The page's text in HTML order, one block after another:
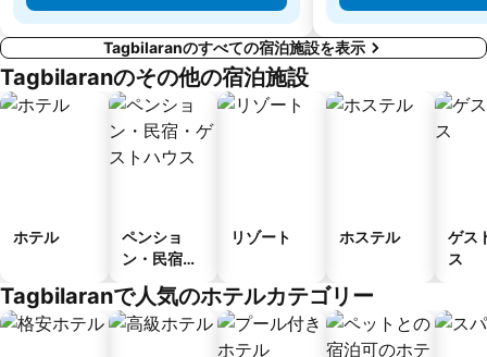
Tagbilaranのすべての宿泊施設を表示
Tagbilaranのその他の宿泊施設
ホテル
ペンショ
ン・民宿・
ス
リゾート ホステル
ゲス
ス
Tagbilaranで人気のホテルカテゴリー